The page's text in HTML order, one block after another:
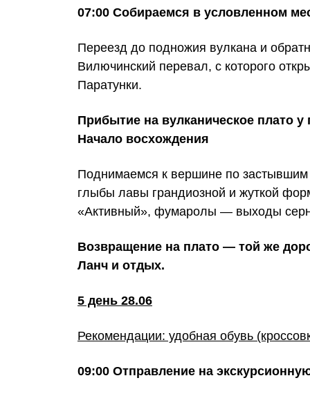
07:00 Собираемся в условленном
Переезд до подножия вулкана и
Вилючинский перевал, с которого
Паратунки.
Прибытие на вулканическое плато
Начало восхождения
Поднимаемся к вершине по застывшим
глыбы лавы грандиозной и жуткой
«Активный», фумаролы — выходы
Возвращение на плато — той же
Ланч и отдых.
5 день 28.06
Рекомендации: удобная обувь
09:00 Отправление на